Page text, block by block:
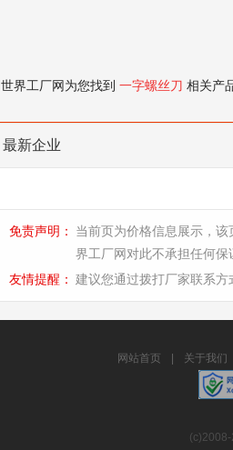
世界工厂网为您找到 一字螺丝刀 相关产
最新企业
免责声明：
当前页为价格信息展示，
界工厂网对此不承担任何保
友情提醒： 建议您通过拨打厂家联系
网站首页 关于我们